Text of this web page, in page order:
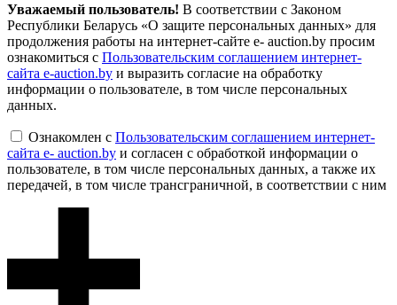
Уважаемый пользователь! В соответствии с Законом
Республики Беларусь «О защите персональных данных» для
продолжения работы на интернет-сайте e- auction.by просим
ознакомиться с Пользовательским соглашением интернет-
сайта e-auction.by и выразить согласие на обработку
информации о пользователе, в том числе персональных
данных.
Ознакомлен с Пользовательским соглашением интернет-
сайта e- auction.by и согласен с обработкой информации о
пользователе, в том числе персональных данных, а также их
передачей, в том числе трансграничной, в соответствии с ним